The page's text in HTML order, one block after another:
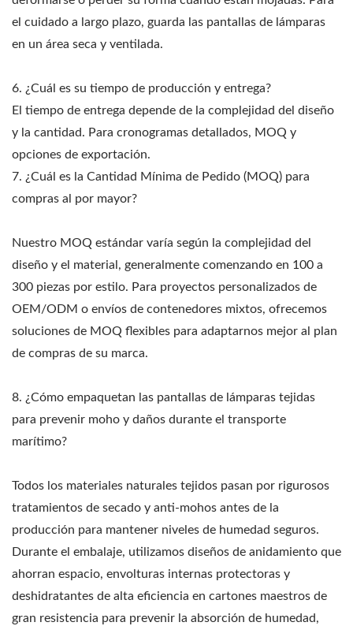
el cuidado a largo plazo, guarda las pantallas de lámparas
en un área seca y ventilada.
6. ¿Cuál es su tiempo de producción y entrega?
El tiempo de entrega depende de la complejidad del diseño
y la cantidad. Para cronogramas detallados, MOQ y
opciones de exportación.
7. ¿Cuál es la Cantidad Mínima de Pedido (MOQ) para
compras al por mayor?
Nuestro MOQ estándar varía según la complejidad del
diseño y el material, generalmente comenzando en 100 a
300 piezas por estilo. Para proyectos personalizados de
OEM/ODM o envíos de contenedores mixtos, ofrecemos
soluciones de MOQ flexibles para adaptarnos mejor al plan
de compras de su marca.
8. ¿Cómo empaquetan las pantallas de lámparas tejidas
para prevenir moho y daños durante el transporte
marítimo?
Todos los materiales naturales tejidos pasan por rigurosos
tratamientos de secado y anti-mohos antes de la
producción para mantener niveles de humedad seguros.
Durante el embalaje, utilizamos diseños de anidamiento que
ahorran espacio, envolturas internas protectoras y
deshidratantes de alta eficiencia en cartones maestros de
gran resistencia para prevenir la absorción de humedad,